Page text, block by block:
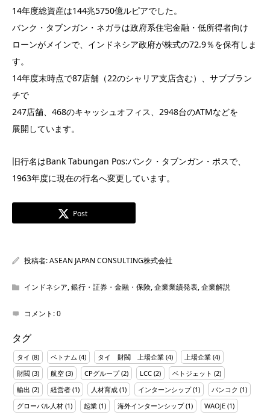
14年度総資産は144兆5750億ルピアでした。
バンク・タブンガン・ネガラは政府系住宅金融・低所得者向け
ローンがメインで、インドネシア政府が株式の72.9％を保有しま
す。
14年度末時点で87店舗（22のシャリア支店含む）、サブブラン
チで
247店舗、468のキャッシュオフィス、2948台のATMなどを
展開しています。
旧行名はBank Tabungan Pos:バンク・タブンガン・ポスで、
1963年度に現在の行名へ変更しています。
Post
投稿者:ASEAN JAPAN CONSULTING株式会社
インドネシア,銀行・証券・金融・保険,企業業績発表,企業解説
コメント:0
タグ
タイ (8) ベトナム (4) タイ 財閥 上場企業 (4) 上場企業 (4)
財閥 (3) 航空 (3) CPグループ(2) LCC (2) ベトジェット (2)
輸出 (2) 経営者 (1) 人材育成 (1) インターンシップ(1) バンコク (1)
グローバル人材 (1) 起業 (1) 海外インターンシップ(1) WAOJE (1)